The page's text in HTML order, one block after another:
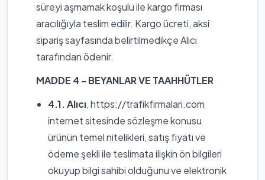
süreyi aşmamak koşulu ile kargo firması
aracılığıyla teslim edilir. Kargo ücreti, aksi
sipariş sayfasında belirtilmedikçe Alıcı
tarafından ödenir.
MADDE 4 - BEYANLAR VE TAAHHÜTLER
4.1. Alıcı, https://trafikfirmalari.com
internet sitesinde sözleşme konusu
ürünün temel nitelikleri, satış fiyatı ve
ödeme şekli ile teslimata ilişkin ön bilgileri
okuyup bilgi sahibi olduğunu ve elektronik